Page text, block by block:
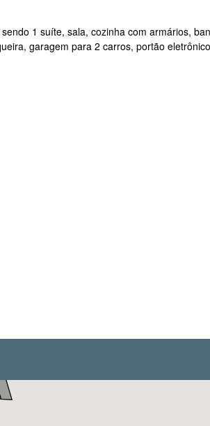
1 suíte, sala, cozinha com armários,
garagem para 2 carros, portão